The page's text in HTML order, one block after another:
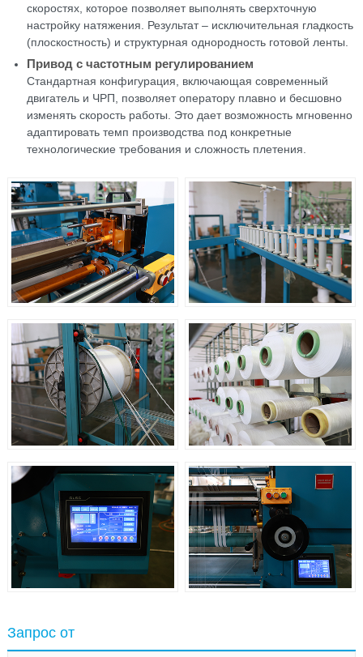
скоростях, которое позволяет выполнять сверхточную
настройку натяжения. Результат – исключительная гладкость
(плоскостность) и структурная однородность готовой ленты.
Привод с частотным регулированием
Стандартная конфигурация, включающая современный
двигатель и ЧРП, позволяет оператору плавно и бесшовно
изменять скорость работы. Это дает возможность мгновенно
адаптировать темп производства под конкретные
технологические требования и сложность плетения.
Запрос от